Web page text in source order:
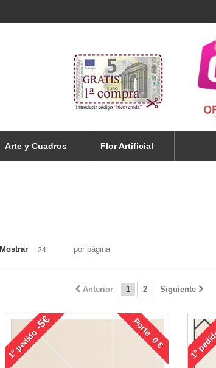
Arte y Cuadros Flor Artificial
Mostrar 24 por página
Anterior 1 2 Siguiente
1°
pedido
-5€ Porte 0 €
1°